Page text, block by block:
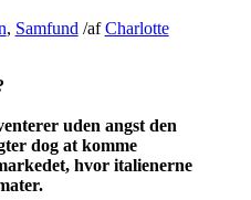
, Samfund /afCharlotte
uden angst den
dog at komme
hvor italienerne